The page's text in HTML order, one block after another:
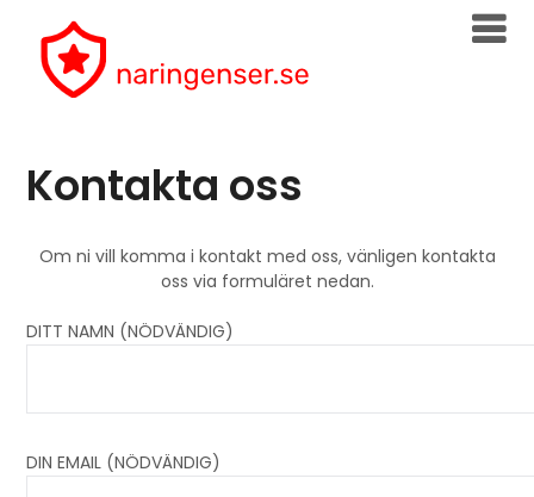
content
Kontakta oss
Om ni vill komma i kontakt med oss, vänligen kontakta
oss via formuläret nedan.
DITT NAMN (NÖDVÄNDIG)
DIN EMAIL (NÖDVÄNDIG)